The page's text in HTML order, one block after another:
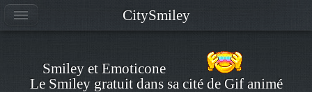
Smiley et Emoticone
Le Smiley gratuit dans sa cité de Gif animé
CitySmiley